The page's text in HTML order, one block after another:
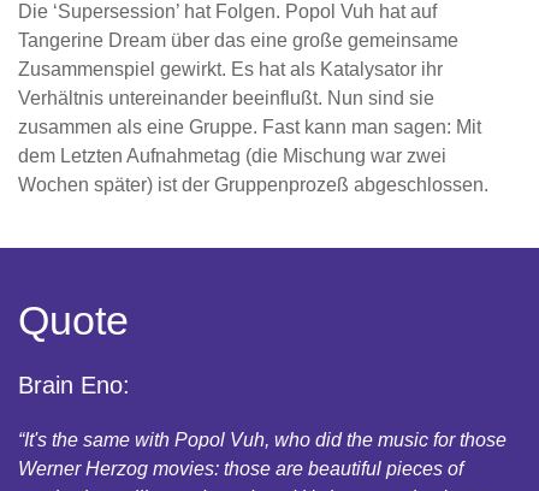
Die ‘Supersession’ hat Folgen. Popol Vuh hat auf
Tangerine Dream über das eine große gemeinsame
Zusammenspiel gewirkt. Es hat als Katalysator ihr
Verhältnis untereinander beeinflußt. Nun sind sie
zusammen als eine Gruppe. Fast kann man sagen: Mit
dem Letzten Aufnahmetag (die Mischung war zwei
Wochen später) ist der Gruppenprozeß abgeschlossen.
Quote
Brain Eno:
“It's the same with Popol Vuh, who did the music for those
Werner Herzog movies: those are beautiful pieces of